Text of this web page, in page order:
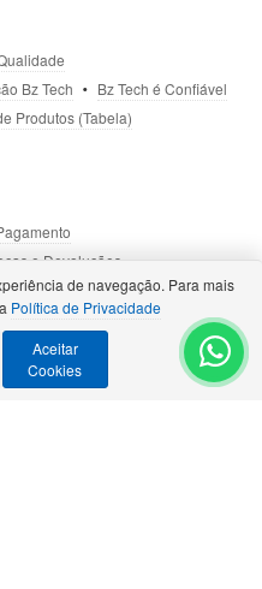
Bz Tech
Bz Tech é Confiável
Produtos (Tabela)
e Devoluções
Uso Site Seguro
Parcerias Premiadas
de navegação. Para mais
Política de Privacidade
Aceitar
Cookies